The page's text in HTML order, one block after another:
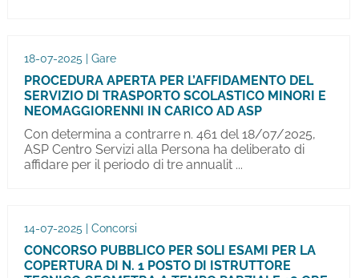
18-07-2025 | Gare
PROCEDURA APERTA PER L’AFFIDAMENTO DEL
SERVIZIO DI TRASPORTO SCOLASTICO MINORI E
NEOMAGGIORENNI IN CARICO AD ASP
Con determina a contrarre n. 461 del 18/07/2025,
ASP Centro Servizi alla Persona ha deliberato di
affidare per il periodo di tre annualit ...
14-07-2025 | Concorsi
CONCORSO PUBBLICO PER SOLI ESAMI PER LA
COPERTURA DI N. 1 POSTO DI ISTRUTTORE